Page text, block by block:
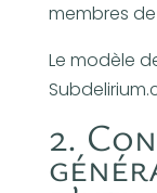
membres de
Le modèle
2.